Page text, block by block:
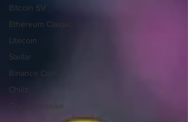
Bitcoin SV
Ethereum Classic
Litecoin
Stellar
Binance Coin
Chiliz
Cryptomonnaie